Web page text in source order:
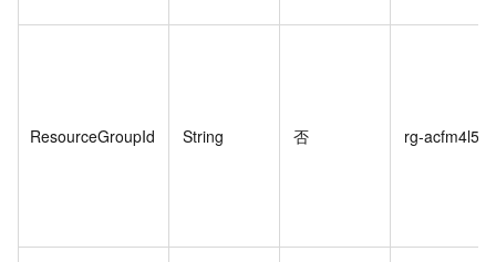
ResourceGroupId String 否 rg-